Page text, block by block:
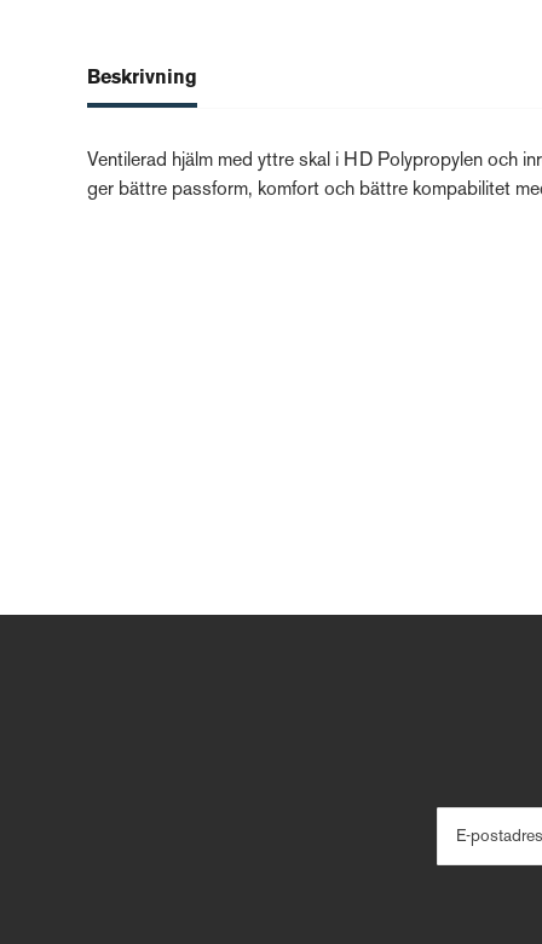
Beskrivning
Ventilerad hjälm med yttre skal i HD Polypropylen och
ger bättre passform, komfort och bättre kompabilitet
E-